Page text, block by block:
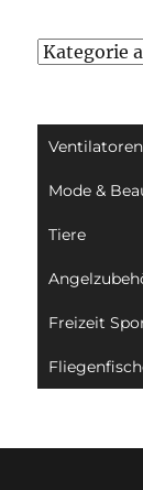
Kategorien
Ventilatoren
Mode &
Tiere
Freizeit